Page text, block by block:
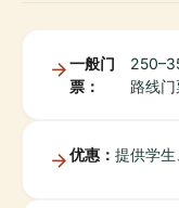
一般门
票：
路线门
优惠： 提供学